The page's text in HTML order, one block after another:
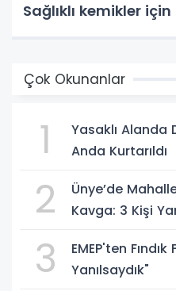
Sağlıklı kemikler
Çok Okunanlar
1
Yasaklı Alanda
Anda Kurtarıldı
2
Ünye’de
Kavga: 3 Kişi
3
EMEP'ten
Yanılsaydık"